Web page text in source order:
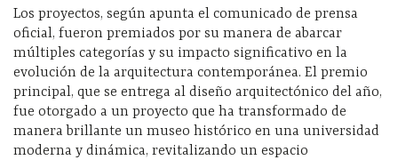
Los proyectos, según apunta el comunicado de prensa
oficial, fueron premiados por su manera de abarcar
múltiples categorías y su impacto significativo en la
evolución de la arquitectura contemporánea. El premio
principal, que se entrega al diseño arquitectónico del año,
fue otorgado a un proyecto que ha transformado de
manera brillante un museo histórico en una universidad
moderna y dinámica, revitalizando un espacio